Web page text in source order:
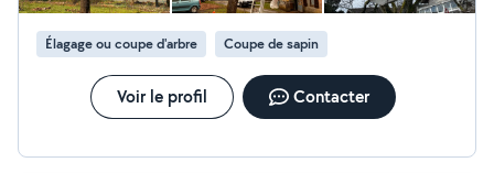
Élagage ou coupe d'arbre Coupe de sapin
Voir le profil Contacter